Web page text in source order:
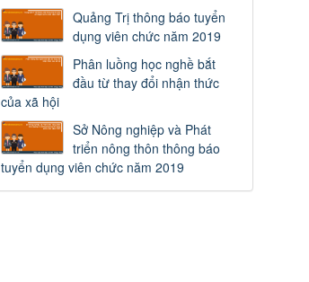
Quảng Trị thông báo tuyển
dụng viên chức năm 2019
Phân luồng học nghề bắt
đầu từ thay đổi nhận thức
của xã hội
Sở Nông nghiệp và Phát
triển nông thôn thông báo
tuyển dụng viên chức năm 2019